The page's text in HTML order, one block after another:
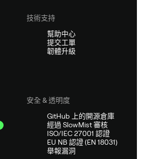
技術支持
幫助中心
提交工單
韌體升級
安全 & 透明度
GitHub 上的開源倉庫
經過 SlowMist 審核
ISO/IEC 27001 認證
EU NB 認證 (EN 18031)
舉報漏洞